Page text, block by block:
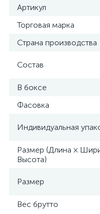
Артикул
Торговая марка
Страна производства
Состав
В боксе
Фасовка
Индивидуальная
Размер (Длина ×
Высота)
Размер
Вес брутто